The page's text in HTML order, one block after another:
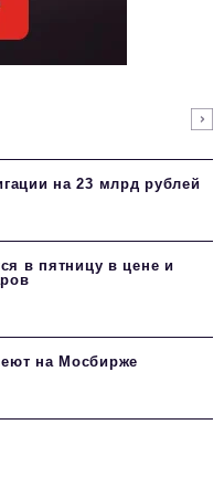
на 23 млрд рублей
в пятницу в цене и
на Мосбирже